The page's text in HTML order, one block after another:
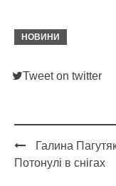
НОВИНИ
Tweet on twitter
Post
Галина
Потонулі в снігах